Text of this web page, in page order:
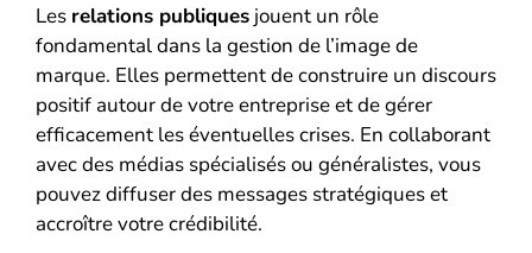
Les relations publiques jouent un rôle
fondamental dans la gestion de l’image de
marque. Elles permettent de construire un discours
positif autour de votre entreprise et de gérer
efficacement les éventuelles crises. En collaborant
avec des médias spécialisés ou généralistes, vous
pouvez diffuser des messages stratégiques et
accroître votre crédibilité.